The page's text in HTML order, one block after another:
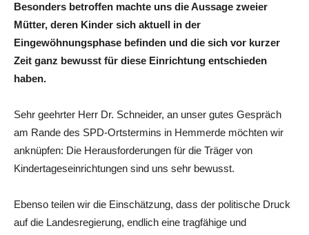
Besonders betroffen machte uns die Aussage zweier
Mütter, deren Kinder sich aktuell in der
Eingewöhnungsphase befinden und die sich vor kurzer
Zeit ganz bewusst für diese Einrichtung entschieden
haben.
Sehr geehrter Herr Dr. Schneider, an unser gutes Gespräch
am Rande des SPD-Ortstermins in Hemmerde möchten wir
anknüpfen: Die Herausforderungen für die Träger von
Kindertageseinrichtungen sind uns sehr bewusst.
Ebenso teilen wir die Einschätzung, dass der politische Druck
auf die Landesregierung, endlich eine tragfähige und